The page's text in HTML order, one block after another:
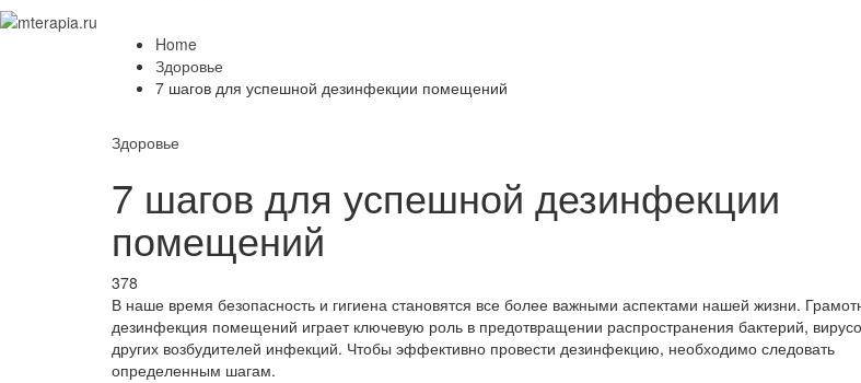
Home
Здоровье
7 шагов для успешной дезинфекции помещений
Здоровье
7 шагов для успешной дезинфекции
помещений
378
В наше время безопасность и гигиена становятся все более важными аспектами нашей жизни.
дезинфекция помещений играет ключевую роль в предотвращении распространения бактерий,
других возбудителей инфекций. Чтобы эффективно провести дезинфекцию, необходимо следовать
определенным шагам.